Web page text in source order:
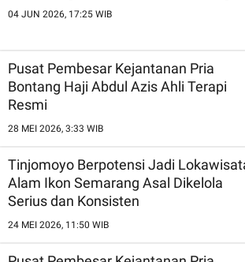
04 JUN 2026, 17:25 WIB
Pusat Pembesar Kejantanan Pria
Bontang Haji Abdul Azis Ahli Terapi
Resmi
28 MEI 2026, 3:33 WIB
Tinjomoyo Berpotensi Jadi
Alam Ikon Semarang Asal Dikelola
Serius dan Konsisten
24 MEI 2026, 11:50 WIB